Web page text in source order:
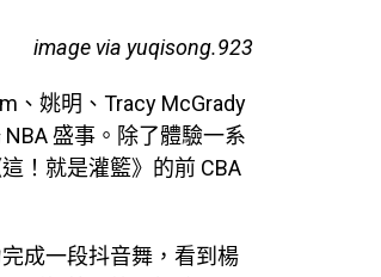
image via yuqisong.923
、姚明、Tracy McGrady
盛事。除了體驗一系
！就是灌籃》的前 CBA
成一段抖音舞，看到楊